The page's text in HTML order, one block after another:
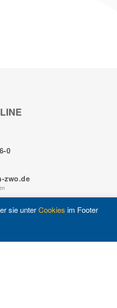
0
zwo.de
zwo.de
sie unterCookies im Footer